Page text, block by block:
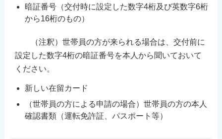
暗証番号（交付時に設定した数字4桁及び英数字6桁
から16桁のもの）
（注釈）世帯員の方が来られる場合は、交付前に
設定した数字4桁の暗証番号を本人から聞いておいて
ください。
新しい在留カード
（世帯員の方による申請の場合）世帯員の方の本人
確認書類（運転免許証、パスポート等）